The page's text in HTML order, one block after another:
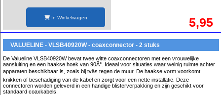
In Winkelwagen 5,95
VALUELINE - VLSB40920W - coaxconnector - 2 stuks
De Valueline VLSB40920W bevat twee witte coaxconnectoren met een vrouwelijke
aansluiting en een haakse hoek van 90Â°. Ideaal voor situaties waar weinig ruimte achter
apparaten beschikbaar is, zoals bij tvâs tegen de muur. De haakse vorm voorkomt
knikken of beschadiging van de kabel en zorgt voor een nette installatie. Deze
connectoren worden geleverd in een handige blisterverpakking en zijn geschikt voor
standaard coaxkabels.